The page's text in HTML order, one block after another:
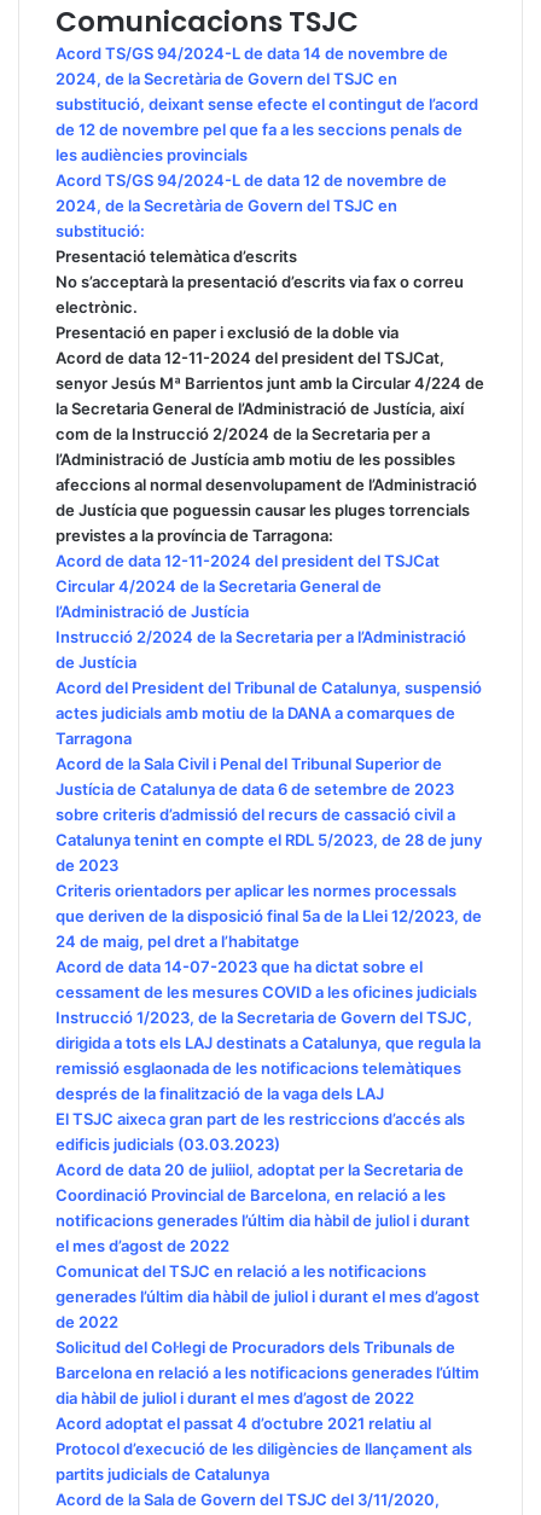
Comunicacions TSJC
Acord TS/GS 94/2024-L de data 14 de novembre de
2024, de la Secretària de Govern del TSJC en
substitució, deixant sense efecte el contingut de l’acord
de 12 de novembre pel que fa a les seccions penals de
les audiències provincials
Acord TS/GS 94/2024-L de data 12 de novembre de
2024, de la Secretària de Govern del TSJC en
substitució:
Presentació telemàtica d’escrits
No s’acceptarà la presentació d’escrits via fax o correu
electrònic.
Presentació en paper i exclusió de la doble via
Acord de data 12-11-2024 del president del TSJCat,
senyor Jesús Mª Barrientos junt amb la Circular 4/224 de
la Secretaria General de l’Administració de Justícia, així
com de la Instrucció 2/2024 de la Secretaria per a
l’Administració de Justícia amb motiu de les possibles
afeccions al normal desenvolupament de l’Administració
de Justícia que poguessin causar les pluges torrencials
previstes a la província de Tarragona:
Acord de data 12-11-2024 del president del TSJCat
Circular 4/2024 de la Secretaria General de
l’Administració de Justícia
Instrucció 2/2024 de la Secretaria per a l’Administració
de Justícia
Acord del President del Tribunal de Catalunya, suspensió
actes judicials amb motiu de la DANA a comarques de
Tarragona
Acord de la Sala Civil i Penal del Tribunal Superior de
Justícia de Catalunya de data 6 de setembre de 2023
sobre criteris d’admissió del recurs de cassació civil a
Catalunya tenint en compte el RDL 5/2023, de 28 de juny
de 2023
Criteris orientadors per aplicar les normes processals
que deriven de la disposició final 5a de la Llei 12/2023, de
24 de maig, pel dret a l’habitatge
Acord de data 14-07-2023 que ha dictat sobre el
cessament de les mesures COVID a les oficines judicials
Instrucció 1/2023, de la Secretaria de Govern del TSJC,
dirigida a tots els LAJ destinats a Catalunya, que regula la
remissió esglaonada de les notificacions telemàtiques
després de la finalització de la vaga dels LAJ
El TSJC aixeca gran part de les restriccions d’accés als
edificis judicials (03.03.2023)
Acord de data 20 de juliiol, adoptat per la Secretaria de
Coordinació Provincial de Barcelona, en relació a les
notificacions generades l’últim dia hàbil de juliol i durant
el mes d’agost de 2022
Comunicat del TSJC en relació a les notificacions
generades l’últim dia hàbil de juliol i durant el mes d’agost
de 2022
Solicitud del Col·legi de Procuradors dels Tribunals de
Barcelona en relació a les notificacions generades l’últim
dia hàbil de juliol i durant el mes d’agost de 2022
Acord adoptat el passat 4 d’octubre 2021 relatiu al
Protocol d’execució de les diligències de llançament als
partits judicials de Catalunya
Acord de la Sala de Govern del TSJC del 3/11/2020,